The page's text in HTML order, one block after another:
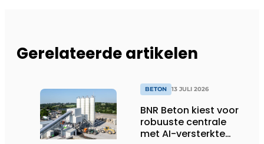
Gerelateerde artikelen
BETON 13 JULI 2026
BNR Beton kiest voor
robuuste centrale
met AI-versterkte